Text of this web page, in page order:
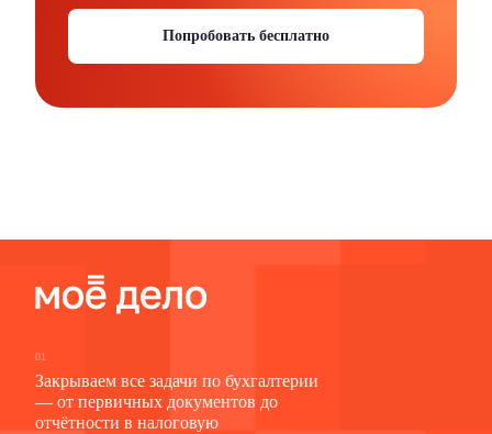
Попробовать бесплатно
01
Закрываем все задачи по бухгалтерии
— от первичных документов до
отчётности в налоговую